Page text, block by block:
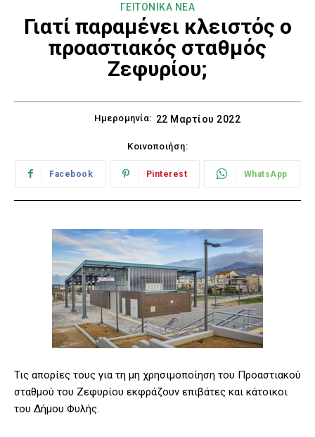
ΓΕΙΤΟΝΙΚΑ ΝΕΑ
Γιατί παραμένει κλειστός ο
προαστιακός σταθμός
Ζεφυρίου;
Ημερομηνία: 22 Μαρτίου 2022
Κοινοποιήση:
Facebook Pinterest WhatsApp
Τις απορίες τους για τη μη χρησιμοποίηση του Προαστιακού
σταθμού του Ζεφυρίου εκφράζουν επιβάτες και κάτοικοι
του Δήμου Φυλής.